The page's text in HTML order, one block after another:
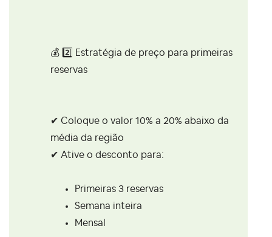
💰 2️⃣
Estratégia de preço para primeiras
reservas
✔ Coloque o valor 10% a 20% abaixo da
média da região
✔ Ative o desconto para:
Primeiras 3 reservas
Semana inteira
Mensal